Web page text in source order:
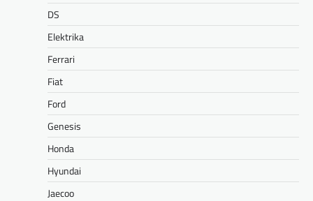
DS
Elektrika
Ferrari
Fiat
Ford
Genesis
Honda
Hyundai
Jaecoo